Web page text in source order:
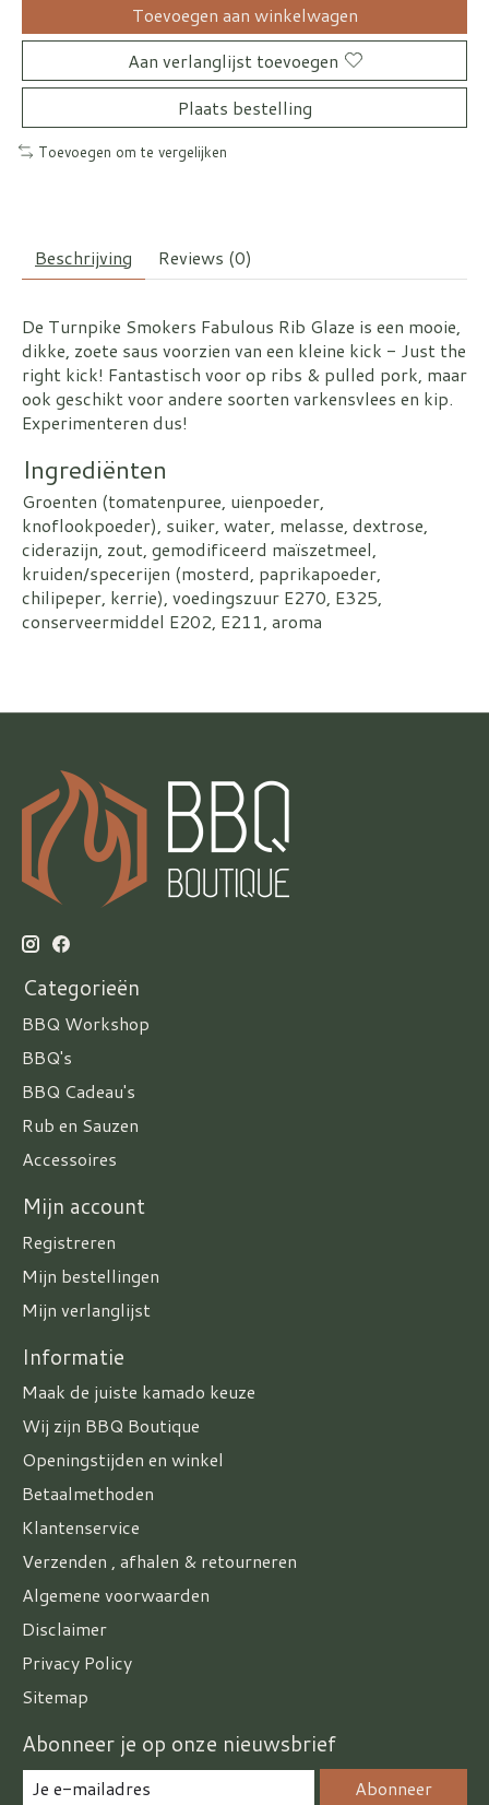
Toevoegen aan winkelwagen
Aan verlanglijst toevoegen
Plaats bestelling
Toevoegen om te vergelijken
Beschrijving Reviews (0)
De Turnpike Smokers Fabulous Rib Glaze is een mooie,
dikke, zoete saus voorzien van een kleine kick - Just the
right kick! Fantastisch voor op ribs & pulled pork, maar
ook geschikt voor andere soorten varkensvlees en kip.
Experimenteren dus!
Ingrediënten
Groenten (tomatenpuree, uienpoeder,
knoflookpoeder), suiker, water, melasse, dextrose,
ciderazijn, zout, gemodificeerd maïszetmeel,
kruiden/specerijen (mosterd, paprikapoeder,
chilipeper, kerrie), voedingszuur E270, E325,
conserveermiddel E202, E211, aroma
Categorieën
BBQ Workshop
BBQ's
BBQ Cadeau's
Rub en Sauzen
Accessoires
Mijn account
Registreren
Mijn bestellingen
Mijn verlanglijst
Informatie
Maak de juiste kamado keuze
Wij zijn BBQ Boutique
Openingstijden en winkel
Betaalmethoden
Klantenservice
Verzenden , afhalen & retourneren
Algemene voorwaarden
Disclaimer
Privacy Policy
Sitemap
Abonneer je op onze nieuwsbrief
Abonneer